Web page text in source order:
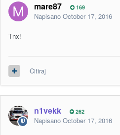
mare87 169
Napisano October 17, 2016
Tnx!
Citiraj
n1vekk 262
Napisano October 17, 2016